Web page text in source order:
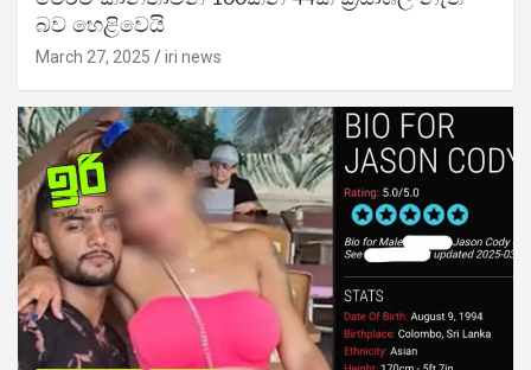
බව හෙළිවෙයි
March 27, 2025 iri news